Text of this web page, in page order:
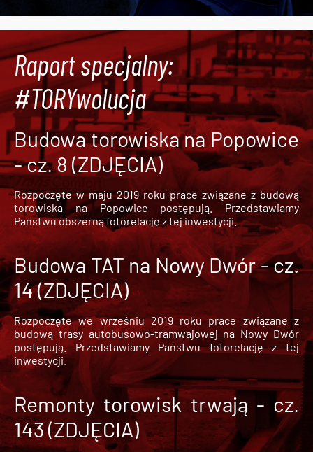
Raport specjalny:
#TORYwolucja
Budowa torowiska na Popowice
- cz. 8 (ZDJĘCIA)
Rozpoczęte w maju 2019 roku prace związane z budową
torowiska na Popowice
postępują. Przedstawiamy
Państwu obszerną fotorelację z tej inwestycji.
Budowa TAT na Nowy Dwór - cz.
14 (ZDJĘCIA)
Rozpoczęte we wrześniu 2019 roku prace związane z
budową trasy autobusowo-tramwajowej na Nowy Dwór
postępują. Przedstawiamy Państwu fotorelację z tej
inwestycji.
Remonty torowisk trwają - cz.
143 (ZDJĘCIA)